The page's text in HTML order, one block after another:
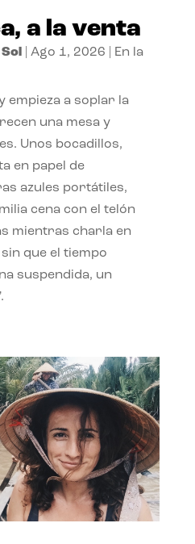
a la venta
| Ago 1, 2026
En la
empieza a soplar la
una mesa y
Unos bocadillos,
en papel de
azules portátiles,
cena con el telón
mientras charla en
que el tiempo
suspendida, un